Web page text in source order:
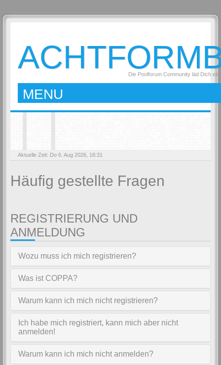
Die Poolforum Community läd Dich
MENU
Aktuelle Zeit: Do 6. Aug 2026, 18:31
Häufig gestellte Fragen
REGISTRIERUNG UND
ANMELDUNG
Wozu muss ich mich registrieren?
Was ist COPPA?
Warum kann ich mich nicht registrieren?
Ich habe mich registriert, kann mich aber nicht
anmelden!
Warum kann ich mich nicht anmelden?